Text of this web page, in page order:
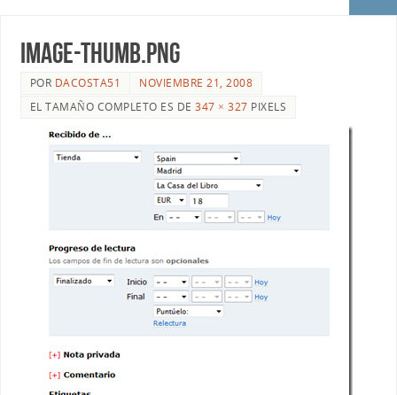
image-thumb.png
POR DACOSTA51
NOVIEMBRE 21, 2008
EL TAMAÑO COMPLETO ES DE347 × 327 PIXELS